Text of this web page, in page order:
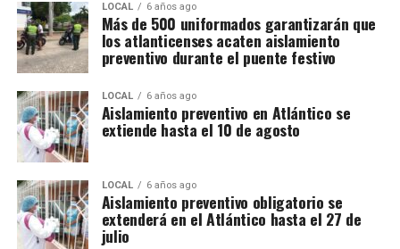
LOCAL 6 años ago
Más de 500 uniformados garantizarán que
los atlanticenses acaten aislamiento
preventivo durante el puente festivo
LOCAL 6 años ago
Aislamiento preventivo en Atlántico se
extiende hasta el 10 de agosto
LOCAL 6 años ago
Aislamiento preventivo obligatorio se
extenderá en el Atlántico hasta el 27 de
julio